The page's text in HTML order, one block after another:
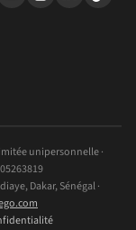
unipersonnelle ·
Dakar, Sénégal ·